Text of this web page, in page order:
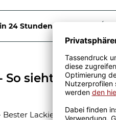
24 Stunden
So sieht der
Bester Lackierer - ist eine